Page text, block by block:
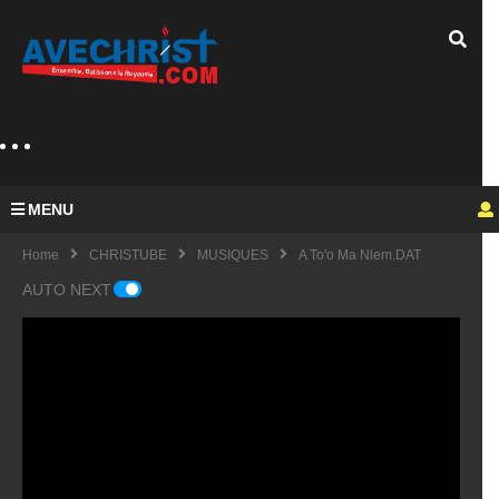
MENU
Home CHRISTUBE MUSIQUES A To'o Ma Nlem.DAT
AUTO NEXT